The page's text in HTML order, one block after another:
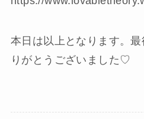
本日は以上となります。
りがとうございました♡